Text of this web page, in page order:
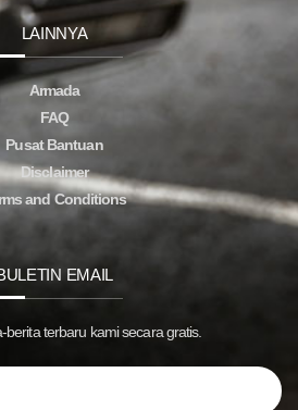
LAINNYA
Armada
FAQ
Pusat Bantuan
Disclaimer
and Conditions
EMAIL
berita terbaru kami secara gratis.